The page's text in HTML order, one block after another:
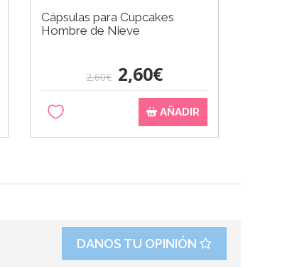
Cápsulas para Cupcakes
Hombre de Nieve
2,60€ 2,60€
AÑADIR
DANOS TU OPINIÓN